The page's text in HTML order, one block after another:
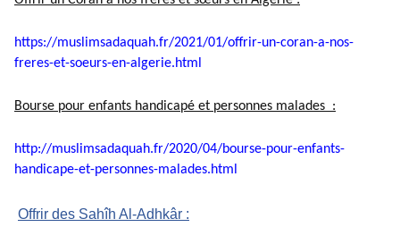
https://muslimsadaquah.fr/2021/01/offrir-un-coran-a-nos-
freres-et-soeurs-en-algerie.html
Bourse pour enfants handicapé et personnes malades :
http://muslimsadaquah.fr/2020/04/bourse-pour-enfants-
handicape-et-personnes-malades.html
Offrir des Sahîh Al-Adhkâr :